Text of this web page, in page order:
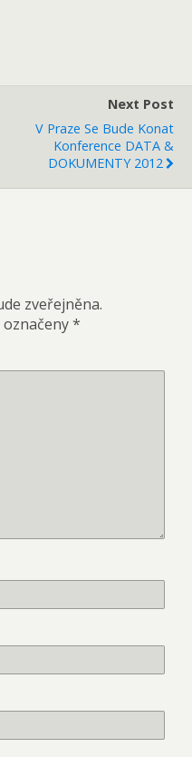
Next Post
V Praze Se Bude Konat
Konference DATA &
DOKUMENTY 2012
zveřejněna.
*